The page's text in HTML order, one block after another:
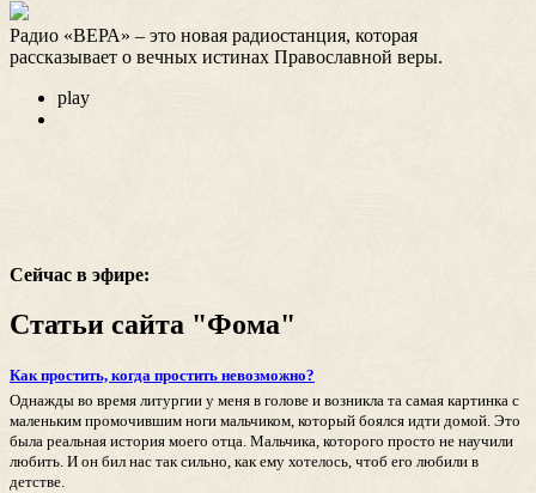
Радио «ВЕРА» – это новая радиостанция, которая
рассказывает о вечных истинах Православной веры.
play
Сейчас в эфире:
Статьи сайта "Фома"
Как простить, когда простить невозможно?
Однажды во время литургии у меня в голове и возникла та самая картинка с
маленьким промочившим ноги мальчиком, который боялся идти домой. Это
была реальная история моего отца. Мальчика, которого просто не научили
любить. И он бил нас так сильно, как ему хотелось, чтоб его любили в
детстве.